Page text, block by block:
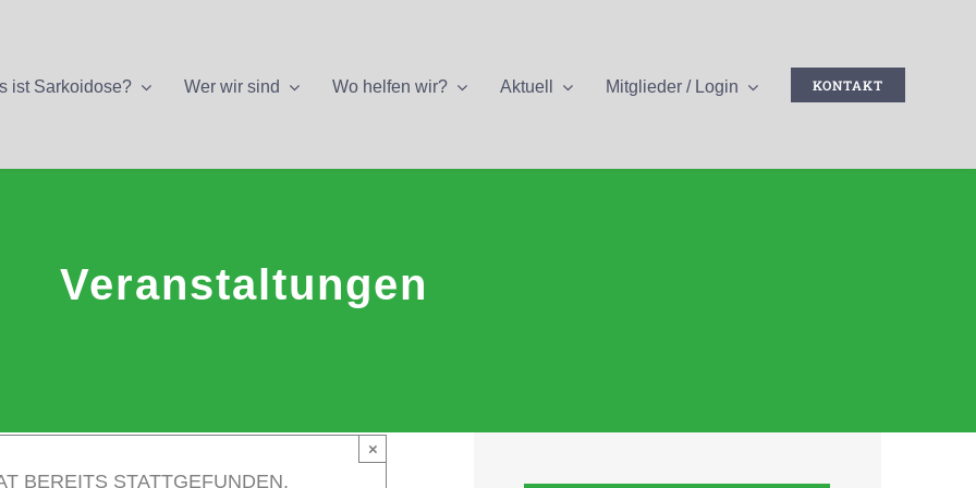
ist Sarkoidose? Wer wir sind Wo helfen wir? Aktuell Mitglieder / Login KONTAKT
Veranstaltungen
BEREITS STATTGEFUNDEN.
×